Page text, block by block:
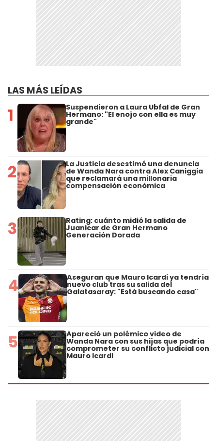
LAS MÁS LEÍDAS
1 Suspendieron a Laura Ubfal de Gran
Hermano: "El enojo con ella es muy
grande"
2 La Justicia desestimó una denuncia
de Wanda Nara contra Alex Caniggia
que reclamará una millonaria
compensación económica
3 Rating: cuánto midió la salida de
Juanicar de Gran Hermano
Generación Dorada
4 Aseguran que Mauro Icardi ya tendría
nuevo club tras su salida del
Galatasaray: "Está buscando casa"
5 Apareció un polémico video de
Wanda Nara con sus hijas que podría
comprometer su conflicto judicial con
Mauro Icardi